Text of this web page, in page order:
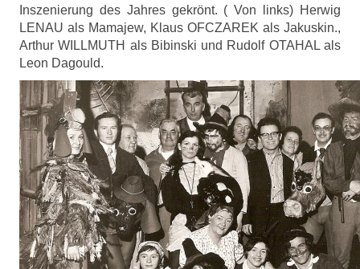
Inszenierung des Jahres gekrönt. ( Von links) Herwig
LENAU als Mamajew, Klaus OFCZAREK als Jakuskin.,
Arthur WILLMUTH als Bibinski und Rudolf OTAHAL als
Leon Dagould.